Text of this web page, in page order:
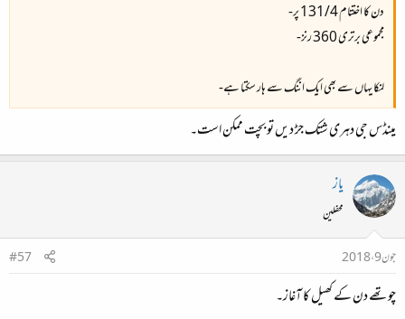
دن کا اختتام 131/4 پر-
مجموعی برتری 360 رنز-
لنکا یہاں سے بھی ایک اننگ سے ہار سکتا ہے-
مینڈس جی دہری شتک جڑ دیں تو بچت ممکن است۔
یاز
محفلین
جون 9، 2018
#57
چوتھے دن کے کھیل کا آغاز۔